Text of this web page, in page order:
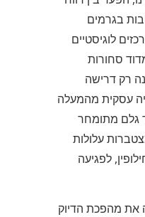
בגרמים
לוגיסטיים
סחורות
רק דרישה
עסקית מהמעלה
גלם מתומחר
עלולות
לפגיעה
את מהפכת הדיוק